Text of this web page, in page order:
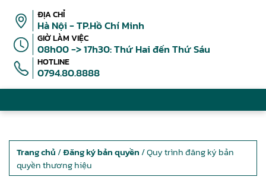
ĐỊA CHỈ
Hà Nội - TP.Hồ Chí Minh
GIỜ LÀM VIỆC
08h00 -> 17h30: Thứ Hai đến Thứ Sáu
HOTLINE
0794.80.8888
Trang chủ /Đăng ký bản quyền / Quy trình đăng ký bản
quyền thương hiệu